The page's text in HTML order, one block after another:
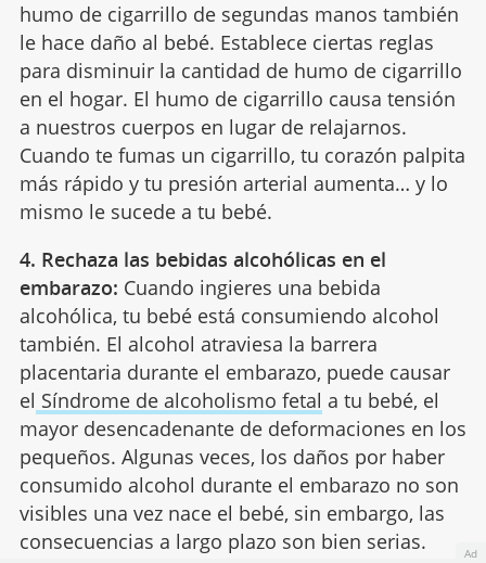
humo de cigarrillo de segundas manos también
le hace daño al bebé. Establece ciertas reglas
para disminuir la cantidad de humo de cigarrillo
en el hogar. El humo de cigarrillo causa tensión
a nuestros cuerpos en lugar de relajarnos.
Cuando te fumas un cigarrillo, tu corazón palpita
más rápido y tu presión arterial aumenta… y lo
mismo le sucede a tu bebé.
4. Rechaza las bebidas alcohólicas en el
embarazo: Cuando ingieres una bebida
alcohólica, tu bebé está consumiendo alcohol
también. El alcohol atraviesa la barrera
placentaria durante el embarazo, puede causar
el Síndrome de alcoholismo fetal a tu bebé, el
mayor desencadenante de deformaciones en los
pequeños. Algunas veces, los daños por haber
consumido alcohol durante el embarazo no son
visibles una vez nace el bebé, sin embargo, las
consecuencias a largo plazo son bien serias.
Ad